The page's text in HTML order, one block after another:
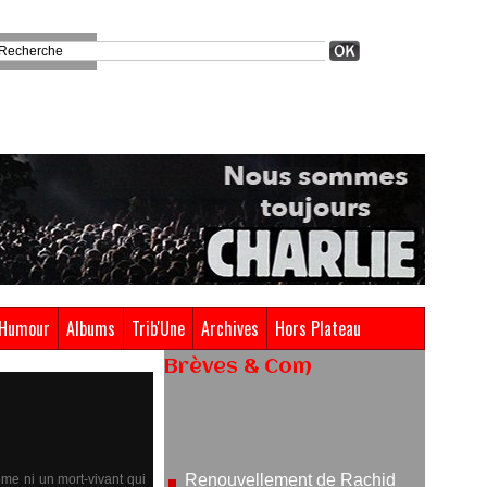
Humour Albums Trib'Une Archives Hors Plateau
ni un mort-vivant qui
Brèves & Com